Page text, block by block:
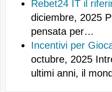
Rebet24 IT il
diciembre, 2025
pensata per…
Incentivi per
octubre, 2025
ultimi anni, il